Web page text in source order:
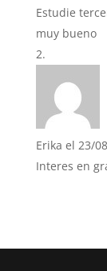
Estudie
muy bueno
Erika el 23/
Interes en